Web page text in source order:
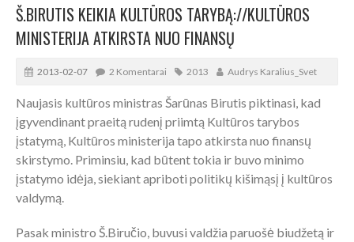
Š.BIRUTIS KEIKIA KULTŪROS TARYBĄ://KULTŪROS
MINISTERIJA ATKIRSTA NUO FINANSŲ
2013-02-07 2 Komentarai 2013 Audrys Karalius_Svet
Naujasis kultūros ministras Šarūnas Birutis piktinasi, kad
įgyvendinant praeitą rudenį priimtą Kultūros tarybos
įstatymą, Kultūros ministerija tapo atkirsta nuo finansų
skirstymo. Priminsiu, kad būtent tokia ir buvo minimo
įstatymo idėja, siekiant apriboti politikų kišimąsį į kultūros
valdymą.
Pasak ministro Š.Biručio, buvusi valdžia paruošė biudžetą ir